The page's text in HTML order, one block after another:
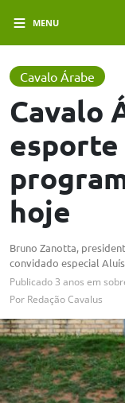
MENU
Cavalo Árabe
Cavalo
esporte
hoje
Bruno Zanotta,
convidado especial
Publicado3 anos em
Por Redação Cavalus